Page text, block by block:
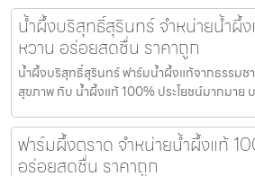
น้ำผึ้งบริสุทธิ์สุรินทร์ จำหน่ายน้ำผึ้
หวาน อร่อยสดชื่น ราคาถูก
น้ำผึ้งบริสุทธิ์สุรินทร์ ฟาร์มน้ำผึ้งแท้จากธรรมช
สุขภาพ กับ น้ำผึ้งแท้ 100% ประโยชน์มากมาย
ฟาร์มผึ้งตราด จำหน่ายน้ำผึ้งแท้
อร่อยสดชื่น ราคาถูก